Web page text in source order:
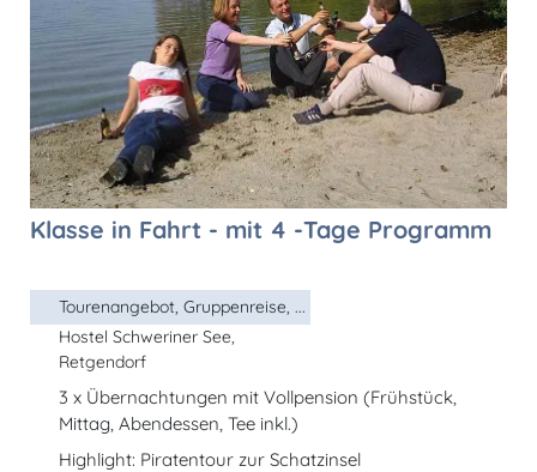
Klasse in Fahrt - mit 4 -Tage Programm
Tourenangebot, Gruppenreise, ...
Hostel Schweriner See,
Retgendorf
3 x Übernachtungen mit Vollpension (Frühstück,
Mittag, Abendessen, Tee inkl.)
Highlight: Piratentour zur Schatzinsel